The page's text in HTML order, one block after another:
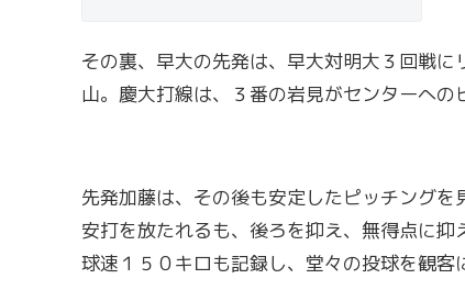
その裏、早大の先発は、早大対明大３回戦
山。慶大打線は、３番の岩見がセンターへの
先発加藤は、その後も安定したピッチング
安打を放たれるも、後ろを抑え、無得点に抑
球速１５０キロも記録し、堂々の投球を観客